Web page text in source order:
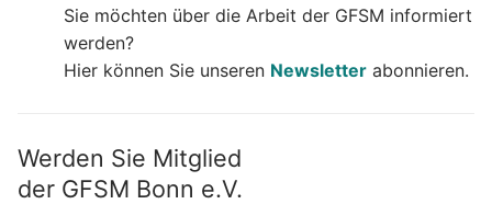
Sie möchten über die Arbeit der GFSM informiert
werden?
Hier können Sie unseren Newsletterabonnieren.
Werden Sie Mitglied
der GFSM Bonn e.V.